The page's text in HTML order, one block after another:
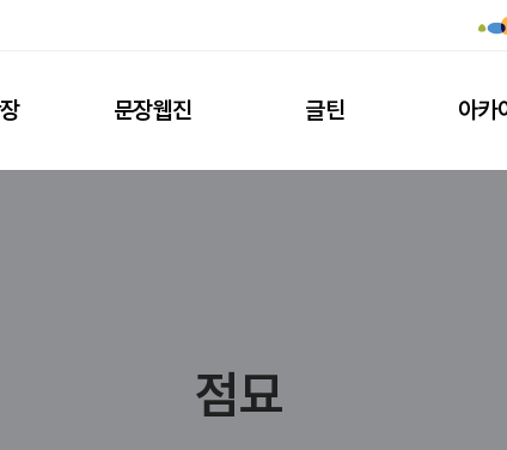
문장웹진 글틴 아카
점묘